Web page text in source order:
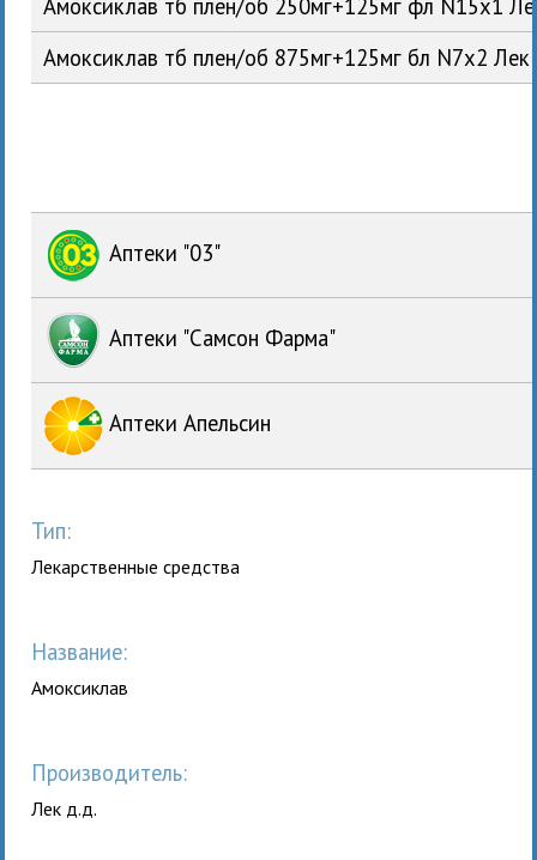
Амоксиклав тб плен/об 875мг+125мг бл N7x2
Аптеки "03"
Аптеки "Самсон Фарма"
Аптеки Апельсин
Тип:
Лекарственные средства
Название:
Амоксиклав
Производитель:
Лек д.д.